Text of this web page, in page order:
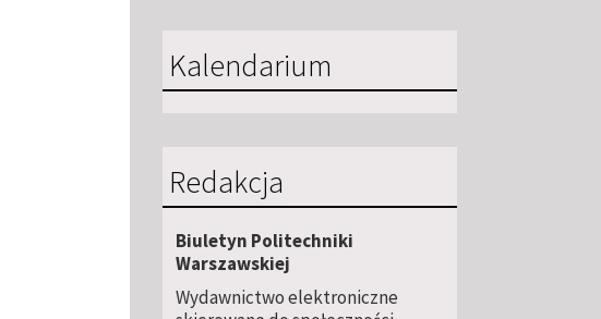
Kalendarium
Redakcja
Biuletyn Politechniki
Warszawskiej
Wydawnictwo elektroniczne